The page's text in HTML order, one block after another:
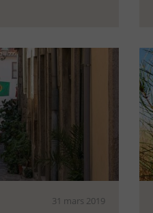
31 mars 2019